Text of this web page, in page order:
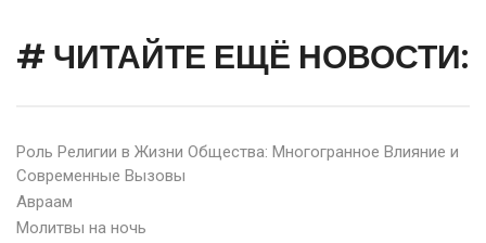
# ЧИТАЙТЕ ЕЩЁ НОВОСТИ:
Роль Религии в Жизни Общества: Многогранное Влияние и
Современные Вызовы
Авраам
Молитвы на ночь